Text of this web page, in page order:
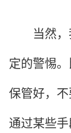
当然，
定的警惕
保管好，
通过某些